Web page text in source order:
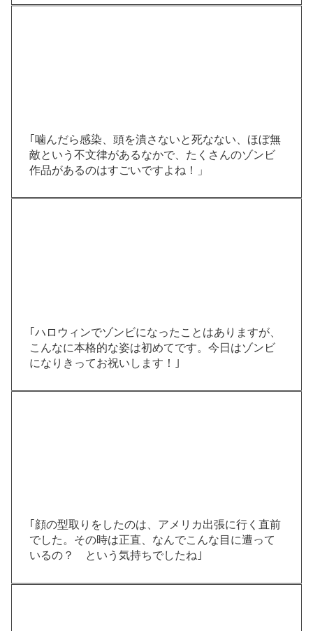
｢噛んだら感染、頭を潰さないと死なない、ほぼ無
敵という不文律があるなかで、たくさんのゾンビ
作品があるのはすごいですよね！」
｢ハロウィンでゾンビになったことはありますが、
こんなに本格的な姿は初めてです。今日はゾンビ
になりきってお祝いします！｣
｢顔の型取りをしたのは、アメリカ出張に行く直前
でした。その時は正直、なんでこんな目に遭って
いるの？ という気持ちでしたね｣